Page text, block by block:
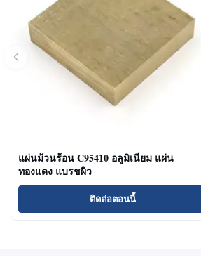
แผ่นม้วนร้อน C95410 อลูมิเนียม แผ่น
ทองแดง แบรชผิว
ติดต่อตอนนี้